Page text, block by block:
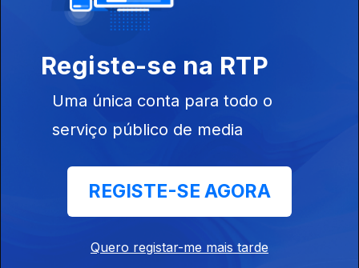
07 fev. 2026
Registe-se na RTP
Uma única conta para todo o
serviço público de media
REGISTE-SE AGORA
Quero registar-me mais tarde